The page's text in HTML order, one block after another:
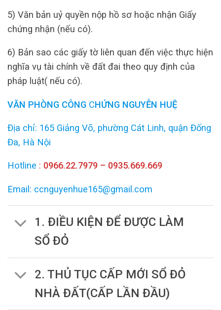
5) Văn bản uỷ quyền nộp hồ sơ hoặc nhận Giấy
chứng nhận (nếu có).
6) Bản sao các giấy tờ liên quan đến việc thực hiện
nghĩa vụ tài chính về đất đai theo quy định của
pháp luật( nếu có).
VĂN PHÒNG CÔNG CHỨNG NGUYỄN HUỆ
Địa chỉ: 165 Giảng Võ, phường Cát Linh, quận Đống
Đa, Hà Nội
Hotline : 0966.22.7979 – 0935.669.669
Email: ccnguyenhue165@gmail.com
1. ĐIỀU KIỆN ĐỂ ĐƯỢC LÀM
SỔ ĐỎ
2. THỦ TỤC CẤP MỚI SỔ ĐỎ
NHÀ ĐẤT(CẤP LẦN ĐẦU)